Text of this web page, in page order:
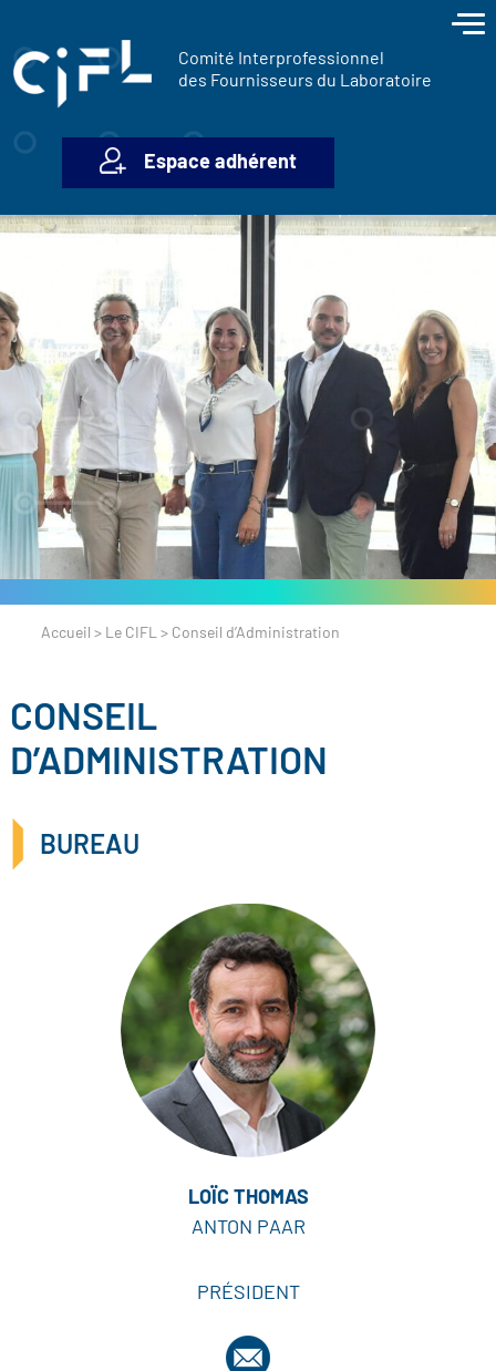
Comité Interprofessionnel
des Fournisseurs du Laboratoire
Espace adhérent
Accueil > Le CIFL > Conseil d’Administration
CONSEIL
D’ADMINISTRATION
BUREAU
LOÏC THOMAS
ANTON PAAR
PRÉSIDENT